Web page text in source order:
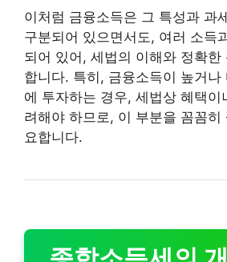
이처럼 금융소득은 그 특성과 과
구분되어 있으면서도, 여러 소득
되어 있어, 세법의 이해와 정확한
합니다. 특히, 금융소득이 높거나
에 투자하는 경우, 세법상 혜택이
려해야 하므로, 이 부분을 꼼꼼히
요합니다.